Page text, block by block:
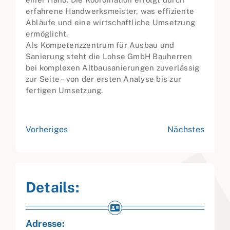
erfahrene Handwerksmeister, was effiziente
Abläufe und eine wirtschaftliche Umsetzung
ermöglicht.
Als Kompetenzzentrum für Ausbau und
Sanierung steht die Lohse GmbH Bauherren
bei komplexen Altbausanierungen zuverlässig
zur Seite – von der ersten Analyse bis zur
fertigen Umsetzung.
Vorheriges Nächstes
Details:
Adresse: